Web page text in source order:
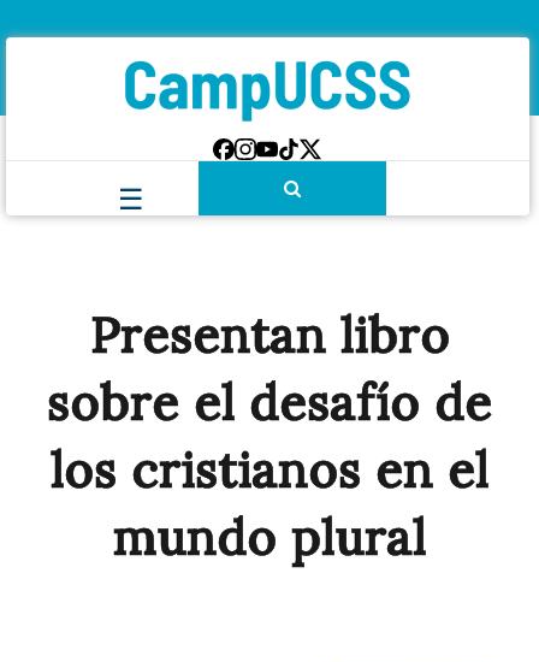
Presentan libro
sobre el desafío de
los cristianos en el
mundo plural